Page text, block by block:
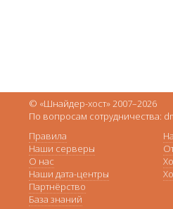
© «Шнайдер-хост» 2007–2026
По вопросам сотрудничества:
Правила
Наши серверы
О нас
Наши дата-центры
Партнёрство
База знаний